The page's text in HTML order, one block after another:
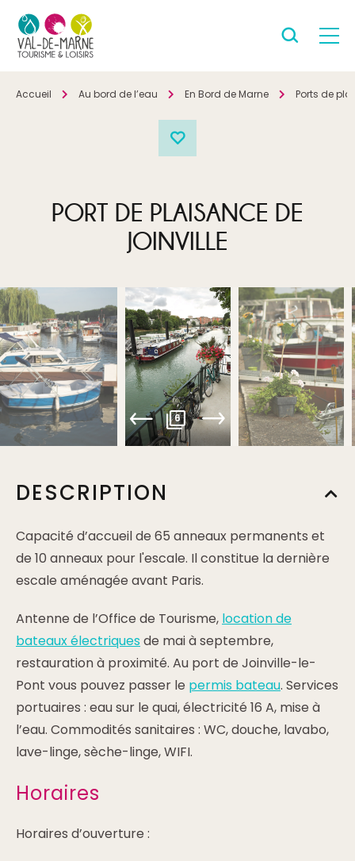
Accueil Au bord de l’eau En Bord de Marne Ports de
PORT DE PLAISANCE DE
JOINVILLE
6
DESCRIPTION
Capacité d’accueil de 65 anneaux permanents et
de 10 anneaux pour l'escale. Il constitue la dernière
escale aménagée avant Paris.
Antenne de l’Office de Tourisme, location de
bateaux électriquesde mai à septembre,
restauration à proximité. Au port de Joinville-le-
Pont vous pouvez passer le permis bateau. Services
portuaires : eau sur le quai, électricité 16 A, mise à
l’eau. Commodités sanitaires : WC, douche, lavabo,
lave-linge, sèche-linge, WIFI.
Horaires
Horaires d’ouverture :